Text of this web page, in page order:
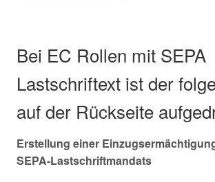
Bei EC Rollen mit SEPA
Lastschriftext ist der
auf der Rückseite
Erstellung einer
SEPA-Lastschriftmandats